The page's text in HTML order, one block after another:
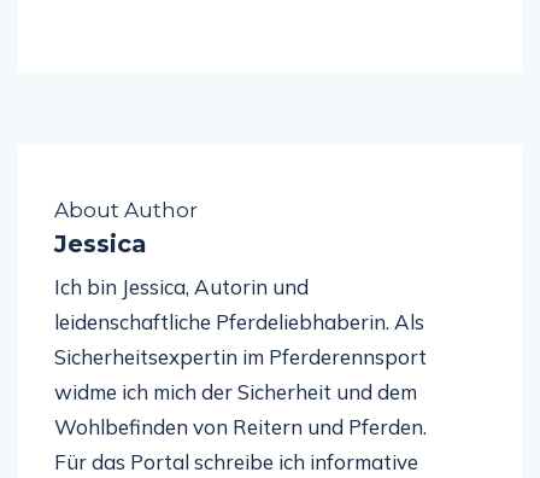
About Author
Jessica
Ich bin Jessica, Autorin und
leidenschaftliche Pferdeliebhaberin. Als
Sicherheitsexpertin im Pferderennsport
widme ich mich der Sicherheit und dem
Wohlbefinden von Reitern und Pferden.
Für das Portal schreibe ich informative